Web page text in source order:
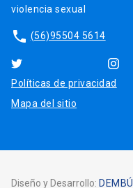
violencia sexual
phone (56)95504 5614
Políticas de privacidad
Mapa del sitio
Diseño y Desarrollo: DEMBÚ